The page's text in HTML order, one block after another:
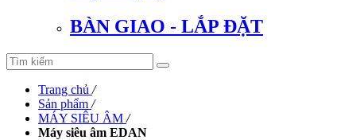
BÀN GIAO - LẮP ĐẶT
Trang chủ /
Sản phẩm /
MÁY SIÊU ÂM /
Máy siêu âm EDAN